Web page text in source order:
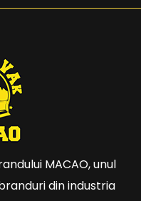
MACAO, unul
din industria